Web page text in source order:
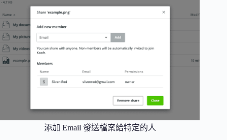
添加 Email 發送檔案給特定的人